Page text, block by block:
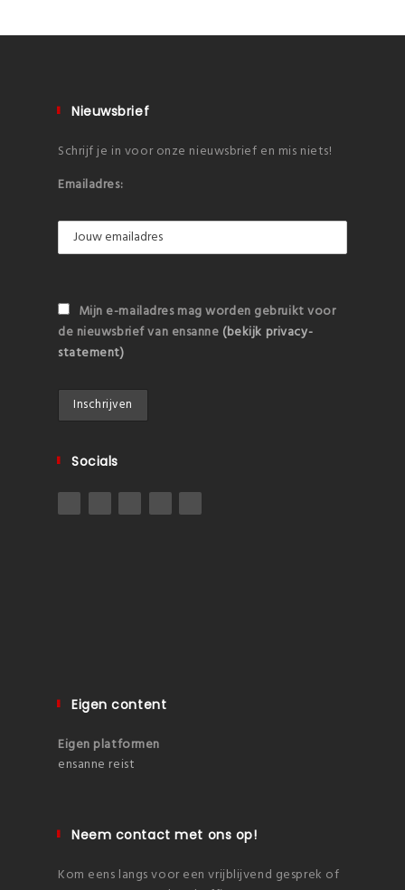
Nieuwsbrief
Schrijf je in voor onze nieuwsbrief en mis niets!
Emailadres:
Mijn e-mailadres mag worden gebruikt voor
de nieuwsbrief van ensanne (bekijk privacy-
statement)
Socials
Eigen content
Eigen platformen
ensanne reist
Neem contact met ons op!
Kom eens langs voor een vrijblijvend gesprek of